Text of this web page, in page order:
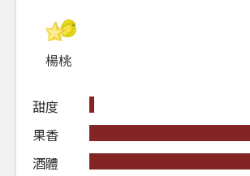
楊桃
甜度
果香
酒體